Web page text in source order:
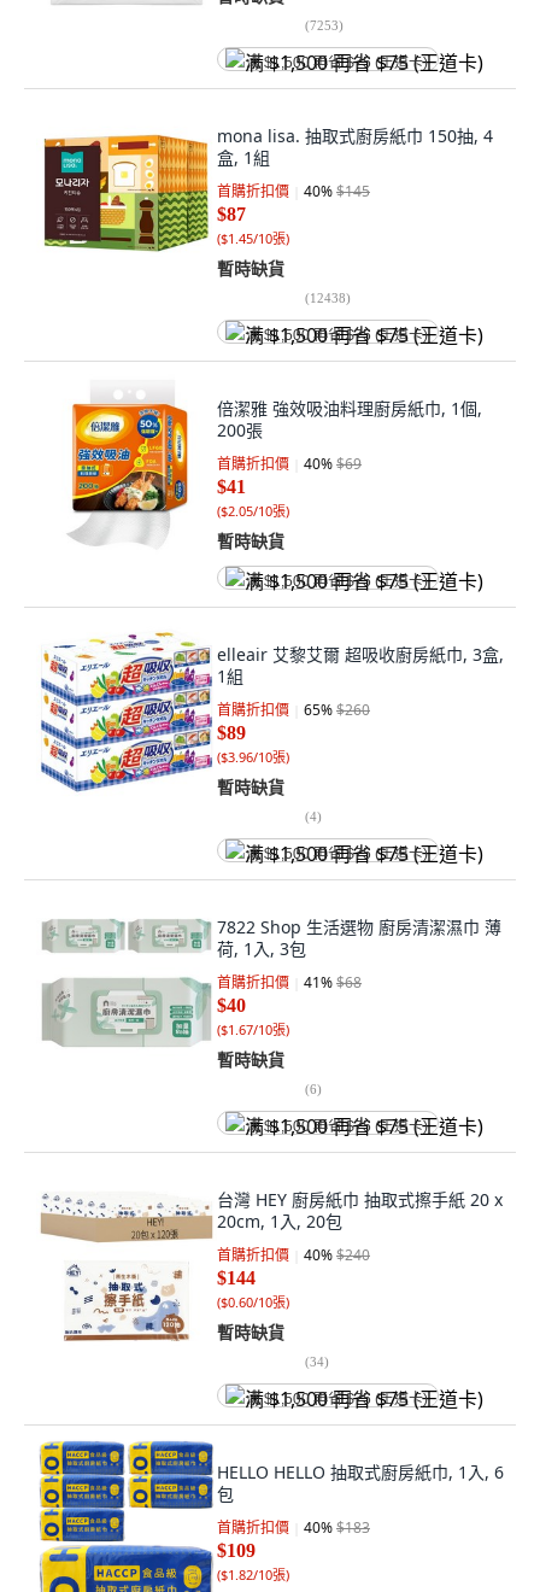
(7253)
满 $1,500 再省 $75 (王道卡)
mona lisa. 抽取式廚房紙巾 150抽, 4
盒, 1組
首購折扣價 40%$145
$87
($1.45/10張)
暫時缺貨
(12438)
满 $1,500 再省 $75 (王道卡)
倍潔雅 強效吸油料理廚房紙巾, 1個,
200張
首購折扣價 40%$69
$41
($2.05/10張)
暫時缺貨
满 $1,500 再省 $75 (王道卡)
elleair 艾黎艾爾 超吸收廚房紙巾, 3盒,
1組
首購折扣價 65%$260
$89
($3.96/10張)
暫時缺貨
(4)
满 $1,500 再省 $75 (王道卡)
7822 Shop 生活選物 廚房清潔濕巾 薄
荷, 1入, 3包
首購折扣價 41%$68
$40
($1.67/10張)
暫時缺貨
(6)
满 $1,500 再省 $75 (王道卡)
台灣 HEY 廚房紙巾 抽取式擦手紙 20 x
20cm, 1入, 20包
首購折扣價 40%$240
$144
($0.60/10張)
暫時缺貨
(34)
满 $1,500 再省 $75 (王道卡)
HELLO HELLO 抽取式廚房紙巾, 1入, 6
包
首購折扣價 40%$183
$109
($1.82/10張)